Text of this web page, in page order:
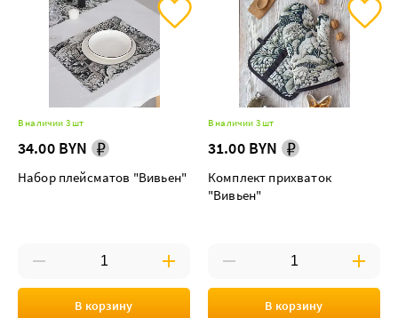
В наличии 3 шт
34.00 BYN
Набор плейсматов "Вивьен"
В корзину
В наличии 3 шт
31.00 BYN
Комплект прихваток
"Вивьен"
В корзину